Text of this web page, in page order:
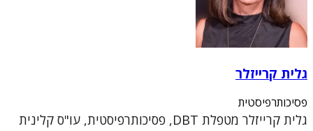
גלית קרייזלר
פסיכותרפיסטית
גלית קרייזלר מטפלת DBT, פסיכותרפיסטית, עו"ס קלינית